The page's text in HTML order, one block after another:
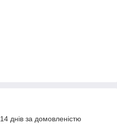
днів за домовленістю